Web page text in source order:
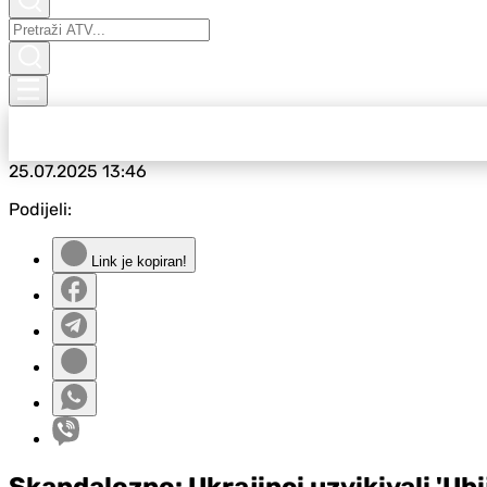
25.07.202513:46
Podijeli:
Link je kopiran!